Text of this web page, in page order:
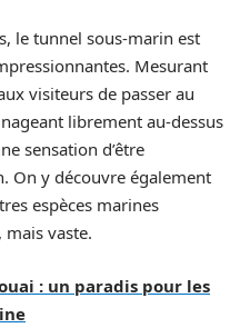
le tunnel sous-marin est
Mesurant
visiteurs de passer au
librement au-dessus
sensation d’être
On y découvre également
espèces marines
mais vaste.
: un paradis pour les